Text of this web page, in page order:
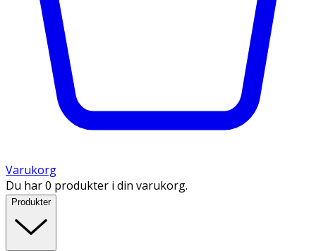
Varukorg
Du har 0 produkter i din varukorg.
Produkter